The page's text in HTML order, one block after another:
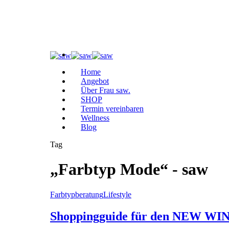
Home
Angebot
Über Frau saw.
SHOP
Termin vereinbaren
Wellness
Blog
Tag
„Farbtyp Mode“ - saw
FarbtypberatungLifestyle
Shoppingguide für den NEW